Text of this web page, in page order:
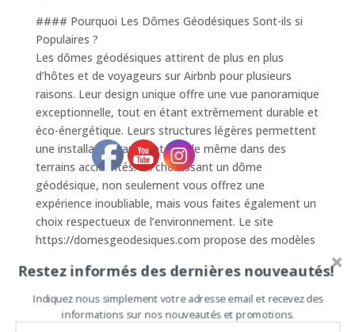
#### Pourquoi Les Dômes Géodésiques Sont-ils si
Populaires ?
Les dômes géodésiques attirent de plus en plus
d’hôtes et de voyageurs sur Airbnb pour plusieurs
raisons. Leur design unique offre une vue panoramique
exceptionnelle, tout en étant extrêmement durable et
éco-énergétique. Leurs structures légères permettent
une installation rapide et simple même dans des
terrains accidentés. En choisissant un dôme
géodésique, non seulement vous offrez une
expérience inoubliable, mais vous faites également un
choix respectueux de l’environnement. Le site
https://domesgeodesiques.com propose des modèles
superbe finition. Envisagez un dôme géodésique pour
offrir un logement insolite et unique à vos invités.
#### Comment Aménager un Dôme Géodésique ?
Restez informés des dernières nouveautés!
Indiquez nous simplement votre adresse email et recevez des
informations sur nos nouveautés et promotions.